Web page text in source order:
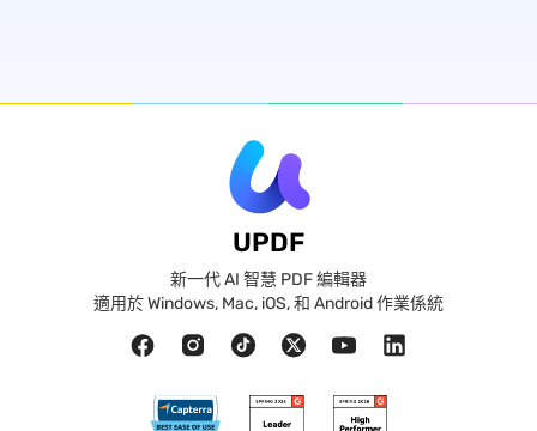
UPDF
新一代 AI 智慧 PDF 編輯器
適用於 Windows, Mac, iOS, 和 Android 作業係統